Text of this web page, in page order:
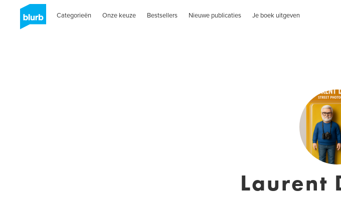
Categorieën Onze keuze Bestsellers Nieuwe publicaties Je boek uitgeven
Laurent